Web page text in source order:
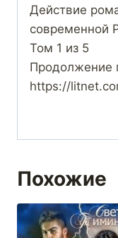
Действие
современной
Том 1 из 5
Продолжение
https://
Похожие